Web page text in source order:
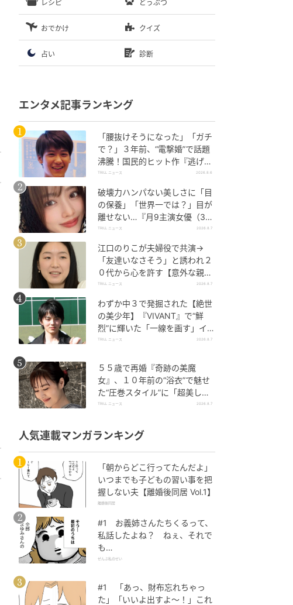
レシピ どうぶつ
おでかけ クイズ
占い 診断
エンタメ記事ランキング
「腰抜けそうになった」「ガチ
で？」３年前、“電撃婚”で話題
沸騰！国民的ヒット作『逃げ
恥』で異彩放った【国宝級イケ
TRILL ニュース 2026.8.6
破壊力ハンパない美しさに「目
の保養」「世界一では？」目が
離せない…『月9主演女優（34
歳）』“極上”美ショットがすご
TRILL ニュース 2026.8.7
江口のりこが夫婦役で共演→
「友達いなさそう」と誘われ２
０代から心を許す【意外な親友
芸人】とは？
TRILL ニュース 2026.8.7
わずか中３で発掘された【絶世
の美少年】『VIVANT』で“鮮
烈”に輝いた「一線を画す」イケ
メン俳優
TRILL ニュース 2026.8.7
５５歳で再婚『奇跡の美魔
女』、１０年前の“浴衣”で魅せ
た“圧巻スタイル”に「超美し
い」「うっとり」
TRILL ニュース 2026.8.7
人気連載マンガランキング
「朝からどこ行ってたんだよ」
いつまでも子どもの習い事を把
握しない夫【離婚後同居 Vol.1】
離婚後同居
#1 お義姉さんたちくるって、
私話したよね？ ねぇ、それで
も…
ぜんぶ私のせい
#1 「あっ、財布忘れちゃっ
た」「いいよ出すよ〜！」これ